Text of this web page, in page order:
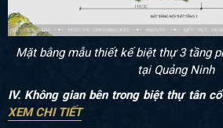
Mặt bằng mẫu thiết kế biệt thự 3 tầng
tại Quảng Ninh
IV. Không gian bên trong biệt thự tân
XEM CHI TIẾT